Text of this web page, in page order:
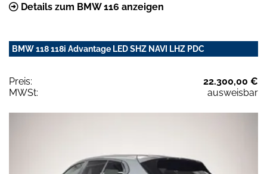
Details zum BMW 116 anzeigen
BMW 118 118i Advantage LED SHZ NAVI LHZ PDC
Preis:
22.300,00 €
MWSt:
ausweisbar